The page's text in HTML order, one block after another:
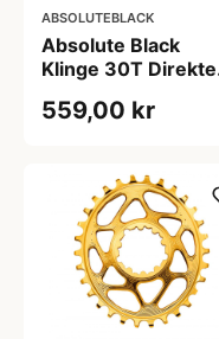
ABSOLUTEBLACK
Absolute Black
Klinge 30T Direkte
GXP/BB30/DUB Rød
559,00 kr